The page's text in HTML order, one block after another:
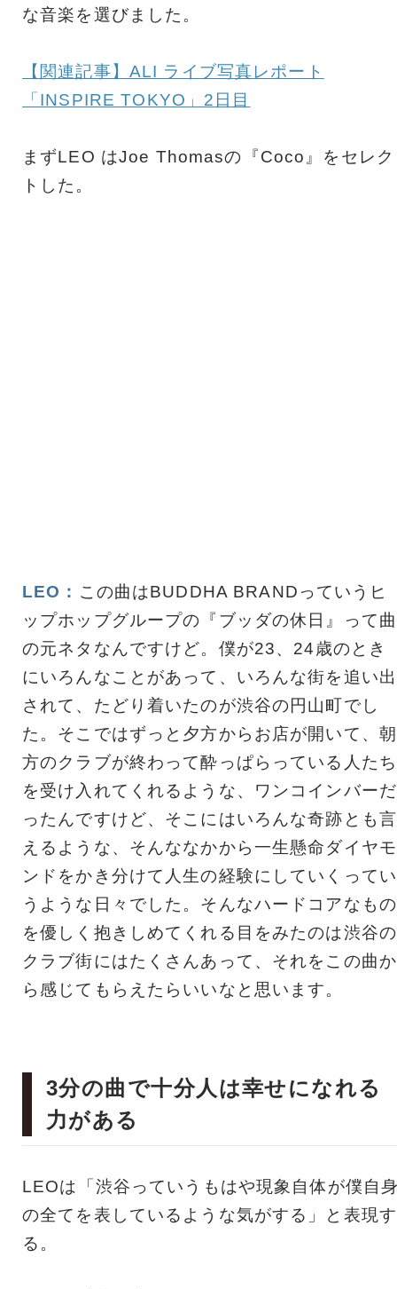
な音楽を選びました。
【関連記事】ALI ライブ写真レポート
「INSPIRE TOKYO」2日目
まずLEO はJoe Thomasの『Coco』をセレク
トした。
LEO： この曲はBUDDHA BRANDっていうヒ
ップホップグループの『ブッダの休日』って曲
の元ネタなんですけど。僕が23、24歳のとき
にいろんなことがあって、いろんな街を追い出
されて、たどり着いたのが渋谷の円山町でし
た。そこではずっと夕方からお店が開いて、朝
方のクラブが終わって酔っぱらっている人たち
を受け入れてくれるような、ワンコインバーだ
ったんですけど、そこにはいろんな奇跡とも言
えるような、そんななかから一生懸命ダイヤモ
ンドをかき分けて人生の経験にしていくってい
うような日々でした。そんなハードコアなもの
を優しく抱きしめてくれる目をみたのは渋谷の
クラブ街にはたくさんあって、それをこの曲か
ら感じてもらえたらいいなと思います。
3分の曲で十分人は幸せになれる
力がある
LEOは「渋谷っていうもはや現象自体が僕自
の全てを表しているような気がする」と表現す
る。